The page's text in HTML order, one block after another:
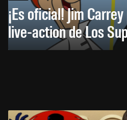
¡Es oficial! Jim
live-action de Los